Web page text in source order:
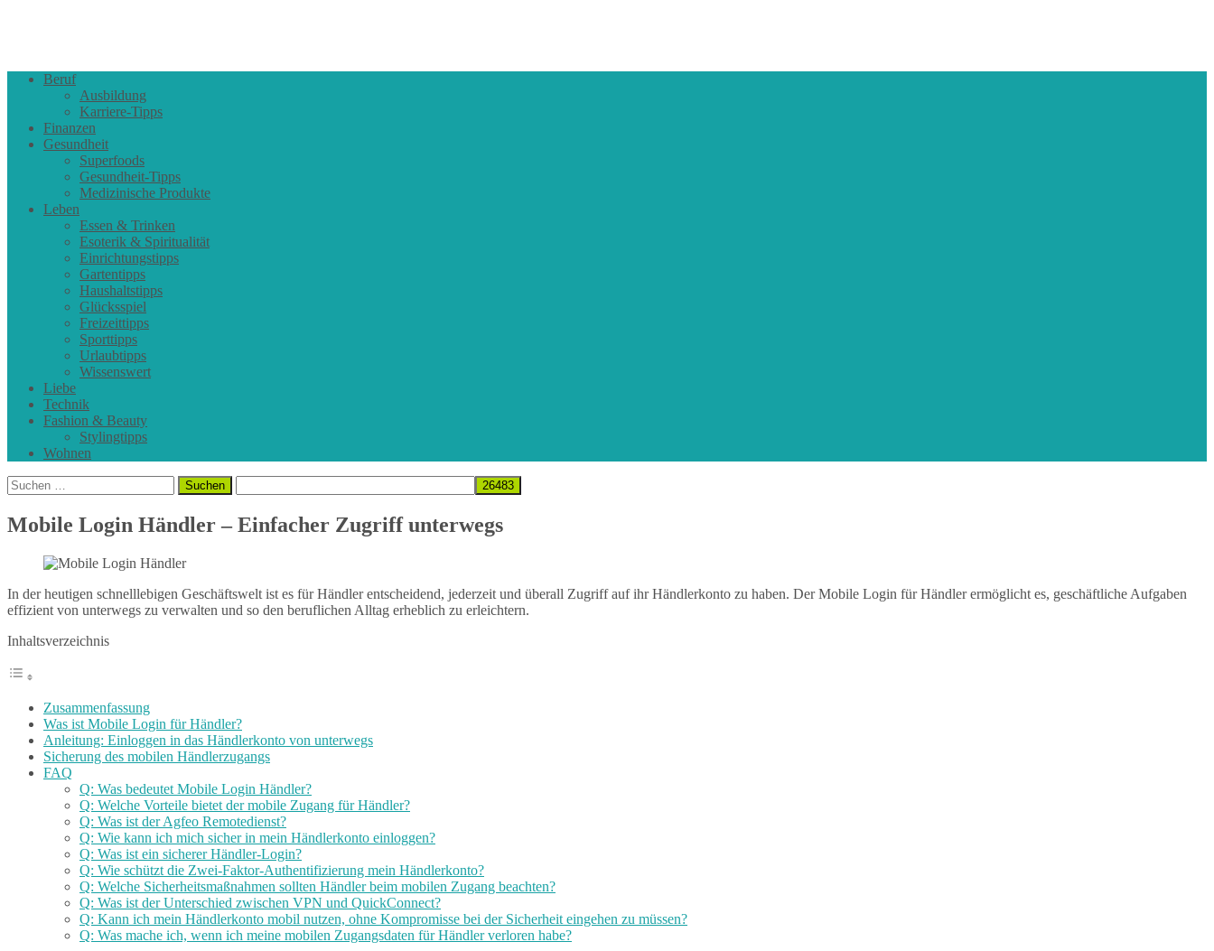
Beruf
Ausbildung
Karriere-Tipps
Finanzen
Gesundheit
Superfoods
Gesundheit-Tipps
Medizinische Produkte
Leben
Essen & Trinken
Esoterik & Spiritualität
Einrichtungstipps
Gartentipps
Haushaltstipps
Glücksspiel
Freizeittipps
Sporttipps
Urlaubtipps
Wissenswert
Liebe
Technik
Fashion & Beauty
Stylingtipps
Wohnen
Suchen
nach:
Mobile Login Händler – Einfacher Zugriff unterwegs
In der heutigen schnelllebigen Geschäftswelt ist es für Händler entscheidend, jederzeit und überall Zugriff auf ihr Händlerkonto zu haben. Der Mobile Login für Händler ermöglicht es, geschäftliche Aufgaben
effizient von unterwegs zu verwalten und so den beruflichen Alltag erheblich zu erleichtern.
Inhaltsverzeichnis
Zusammenfassung
Was ist Mobile Login für Händler?
Anleitung: Einloggen in das Händlerkonto von unterwegs
Sicherung des mobilen Händlerzugangs
FAQ
Q: Was bedeutet Mobile Login Händler?
Q: Welche Vorteile bietet der mobile Zugang für Händler?
Q: Was ist der Agfeo Remotedienst?
Q: Wie kann ich mich sicher in mein Händlerkonto einloggen?
Q: Was ist ein sicherer Händler-Login?
Q: Wie schützt die Zwei-Faktor-Authentifizierung mein Händlerkonto?
Q: Welche Sicherheitsmaßnahmen sollten Händler beim mobilen Zugang beachten?
Q: Was ist der Unterschied zwischen VPN und QuickConnect?
Q: Kann ich mein Händlerkonto mobil nutzen, ohne Kompromisse bei der Sicherheit eingehen zu müssen?
Q: Was mache ich, wenn ich meine mobilen Zugangsdaten für Händler verloren habe?